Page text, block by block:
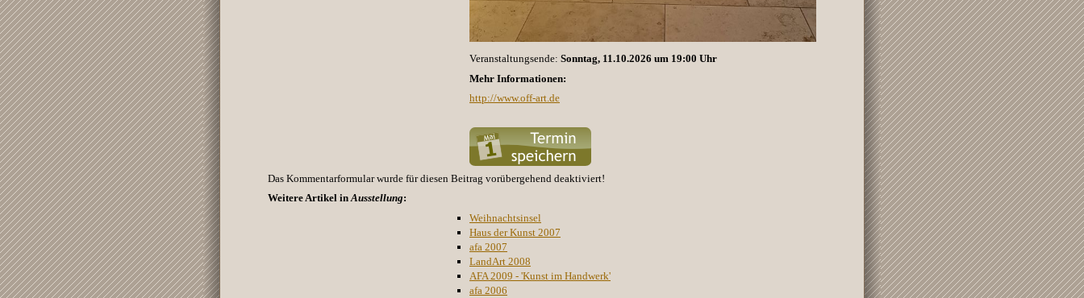
Veranstaltungsende: Sonntag, 11.10.2026 um 19:00 Uhr
Mehr Informationen:
http://www.off-art.de
Das Kommentarformular wurde für diesen Beitrag vorübergehend deaktiviert!
Weitere Artikel inAusstellung:
Weihnachtsinsel
Haus der Kunst 2007
afa 2007
LandArt 2008
AFA 2009 - 'Kunst im Handwerk'
afa 2006